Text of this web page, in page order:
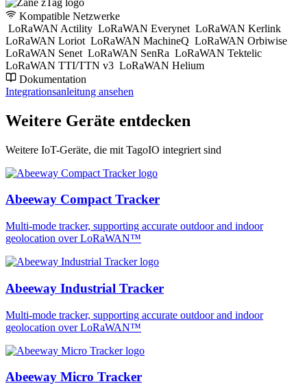
Kompatible Netzwerke
LoRaWAN Actility LoRaWAN Everynet LoRaWAN Kerlink
LoRaWAN Loriot LoRaWAN MachineQ LoRaWAN Orbiwise
LoRaWAN Senet LoRaWAN SenRa LoRaWAN Tektelic
LoRaWAN TTI/TTN v3 LoRaWAN Helium
Dokumentation
Integrationsanleitung ansehen
Weitere Geräte entdecken
Weitere IoT-Geräte, die mit TagoIO integriert sind
Abeeway Compact Tracker
Multi-mode tracker, supporting accurate outdoor and indoor
geolocation over LoRaWAN™
Abeeway Industrial Tracker
Multi-mode tracker, supporting accurate outdoor and indoor
geolocation over LoRaWAN™
Abeeway Micro Tracker